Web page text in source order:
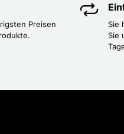
Preisen
Sie
Sie